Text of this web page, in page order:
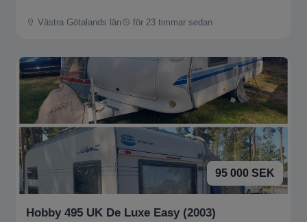
Västra Götalands län för 23 timmar sedan
95 000 SEK
Hobby 495 UK De Luxe Easy (2003)